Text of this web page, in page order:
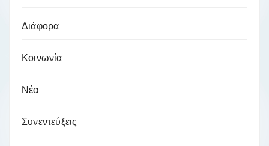
Διάφορα
Κοινωνία
Νέα
Συνεντεύξεις